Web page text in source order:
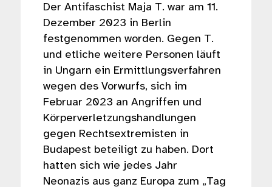
Der Antifaschist Maja T. war am 11.
Dezember 2023 in Berlin
festgenommen worden. Gegen T.
und etliche weitere Personen läuft
in Ungarn ein Ermittlungsverfahren
wegen des Vorwurfs, sich im
Februar 2023 an Angriffen und
Körperverletzungshandlungen
gegen Rechtsextremisten in
Budapest beteiligt zu haben. Dort
hatten sich wie jedes Jahr
Neonazis aus ganz Europa zum „Tag